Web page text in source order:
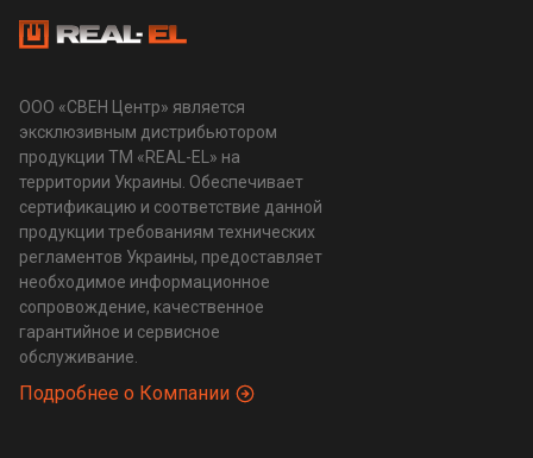
ООО «СВЕН Центр» является
эксклюзивным дистрибьютором
продукции ТМ «REAL-EL» на
территории Украины. Обеспечивает
сертификацию и соответствие данной
продукции требованиям технических
регламентов Украины, предоставляет
необходимое информационное
сопровождение, качественное
гарантийное и сервисное
обслуживание.
Подробнее о Компании